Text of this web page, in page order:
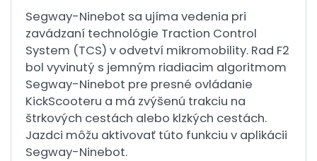
Segway-Ninebot sa ujíma vedenia pri
zavádzaní technológie Traction Control
System (TCS) v odvetví mikromobility. Rad F2
bol vyvinutý s jemným riadiacim algoritmom
Segway-Ninebot pre presné ovládanie
KickScooteru a má zvýšenú trakciu na
štrkových cestách alebo klzkých cestách.
Jazdci môžu aktivovať túto funkciu v aplikácii
Segway-Ninebot.